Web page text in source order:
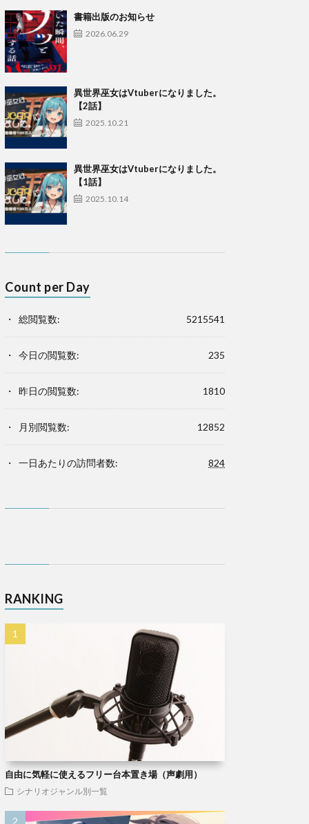
書籍出版のお知らせ
2026.06.29
異世界巫女はVtuberになりました。
【2話】
2025.10.21
異世界巫女はVtuberになりました。
【1話】
2025.10.14
Count per Day
5215541
総閲覧数:
235
今日の閲覧数:
1810
昨日の閲覧数:
12852
月別閲覧数:
824
一日あたりの訪問者数:
RANKING
自由に気軽に使えるフリー台本置き場（声劇用）
シナリオジャンル別一覧